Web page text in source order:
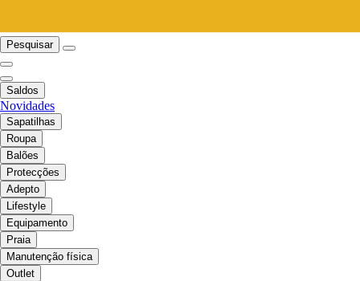
Pesquisar
Saldos
Novidades
Sapatilhas
Roupa
Balões
Protecções
Adepto
Lifestyle
Equipamento
Praia
Manutenção física
Outlet